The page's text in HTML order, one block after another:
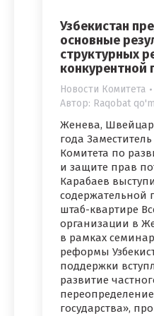
Узбекистан
основные
структурных
конкурентной
Новости Комитета
Автор: Raqobat
Женева,
года
Комитета по
и защите прав
Карабаев
содержательной
штаб-квартире
организации в
в рамках
реформы
поддержки
развитие
государства»,